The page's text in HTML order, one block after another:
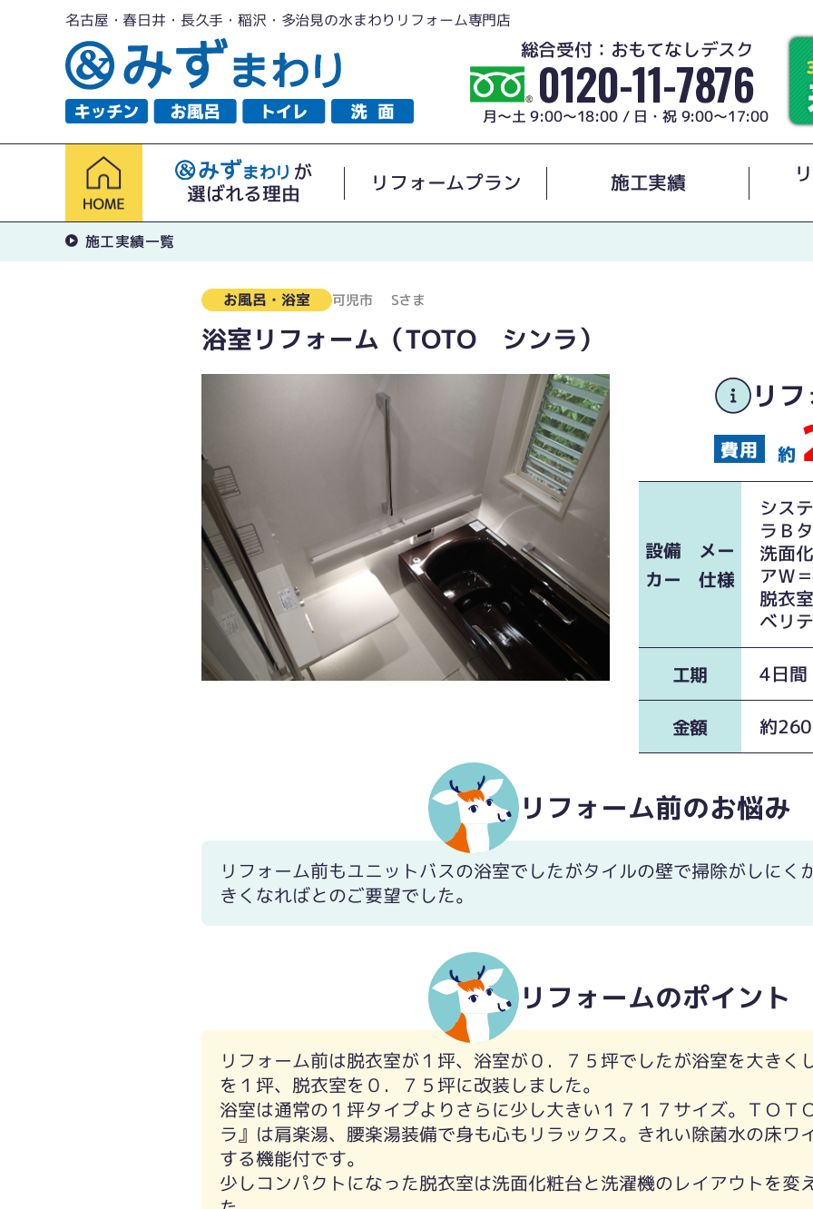
名古屋・春日井・長久手・稲沢・多治見の水まわりリフォーム専門店
総合受付：おもてなしデスク
0120-11-7876
月～土 9:00～18:00 / 日・祝 9:00～17:00
が
選ばれる理由
リフォームプラン 施工実績
施工実績一覧
お風呂・浴室 可児市 Sさま
浴室リフォーム（TOTO シンラ）
リ
約
設備 メー
カー 仕様
シス
ラＢ
洗面
アＷ
脱衣
ベリ
工期 4日間
金額 約
リフォーム前のお悩み
リフォーム前もユニットバスの浴室でしたがタイルの壁で掃除がしにく
きくなればとのご要望でした。
リフォームのポイント
リフォーム前は脱衣室が１坪、浴室が０．７５坪でしたが浴室を大きく
を１坪、脱衣室を０．７５坪に改装しました。
浴室は通常の１坪タイプよりさらに少し大きい１７１７サイズ。ＴＯＴ
ラ』は肩楽湯、腰楽湯装備で身も心もリラックス。きれい除菌水の床ワ
する機能付です。
少しコンパクトになった脱衣室は洗面化粧台と洗濯機のレイアウトを変
間接照明を効果的に使った照明は心地よい明かりに調光調色できます。またコンフォー